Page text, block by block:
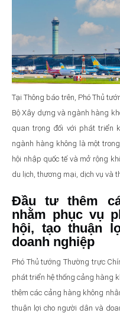
Tại Thông báo trên, Phó Thủ
Bộ Xây dựng và ngành hàng
quan trọng đối với phát triển
ngành hàng không là một
hội nhập quốc tế và mở rộng
du lịch, thương mại, dịch vụ và
Đầu tư thêm
nhằm phục vụ
hội, tạo thuận
doanh nghiệp
Phó Thủ tướng Thường trực
phát triển hệ thống cảng hàng
thêm các cảng hàng không
thuận lợi cho người dân và